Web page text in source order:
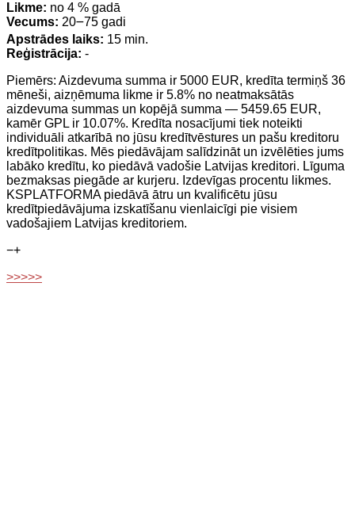
Likme: no 4 % gadā
Vecums: 20౼75 gadi
Apstrādes laiks: 15 min.
Reģistrācija: -
Piemērs: Aizdevuma summa ir 5000 EUR, kredīta termiņš 36
mēneši, aizņēmuma likme ir 5.8% no neatmaksātās
aizdevuma summas un kopējā summa — 5459.65 EUR,
kamēr GPL ir 10.07%. Kredīta nosacījumi tiek noteikti
individuāli atkarībā no jūsu kredītvēstures un pašu kreditoru
kredītpolitikas. Mēs piedāvājam salīdzināt un izvēlēties jums
labāko kredītu, ko piedāvā vadošie Latvijas kreditori. Līguma
bezmaksas piegāde ar kurjeru. Izdevīgas procentu likmes.
KSPLATFORMA piedāvā ātru un kvalificētu jūsu
kredītpiedāvājuma izskatīšanu vienlaicīgi pie visiem
vadošajiem Latvijas kreditoriem.
−+
>>>>>